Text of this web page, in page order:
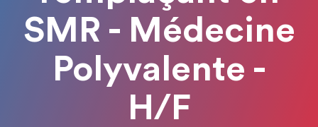
SMR - Médecine
Polyvalente -
H/F